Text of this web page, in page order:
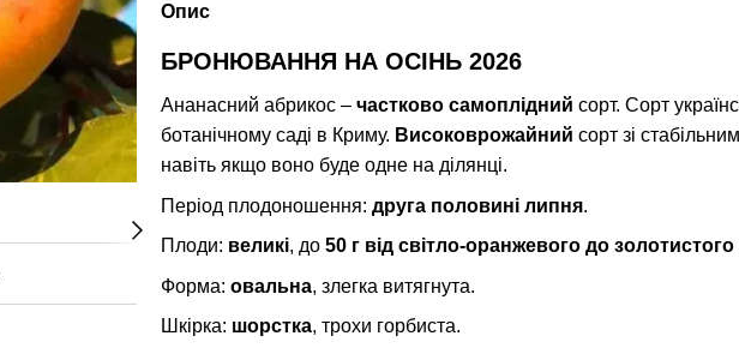
Опис
БРОНЮВАННЯ НА ОСІНЬ 2026
Ананасний абрикос – частково самоплідний сорт. Сорт
ботанічному саді в Криму. Високоврожайний сорт зі
навіть якщо воно буде одне на ділянці.
Період плодоношення: друга половині липня.
Плоди: великі, до 50 г від світло-оранжевого до
Форма: овальна, злегка витягнута.
Шкірка: шорстка, трохи горбиста.